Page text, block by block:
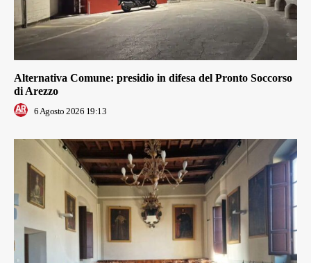
Alternativa Comune: presidio in difesa del Pronto Soccorso
di Arezzo
6 Agosto 2026 19:13